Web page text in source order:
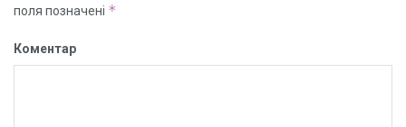
поля позначені *
Коментар